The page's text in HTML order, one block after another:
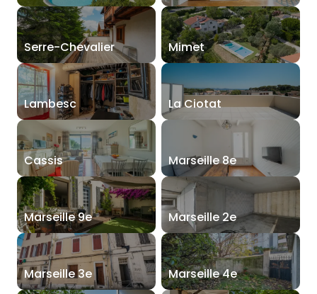
Serre-Chevalier Mimet
Lambesc La Ciotat
Cassis Marseille 8e
Marseille 9e Marseille 2e
Marseille 3e Marseille 4e